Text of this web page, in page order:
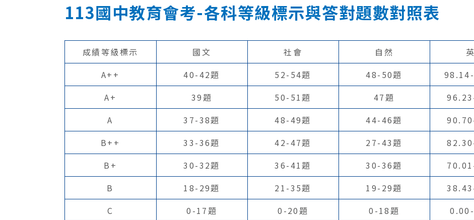
113國中教育會考-各科等級標示與答對題數對照表
成績等級標示 國文 社會 自然
A++
40-42題 52-54題 48-50題
A+
39題 50-51題 47題
A
37-38題 48-49題 44-46題
B++
33-36題 42-47題 27-43題
B+
30-32題 36-41題 30-36題
B
18-29題 21-35題 19-29題
C
0-17題 0-20題 0-18題